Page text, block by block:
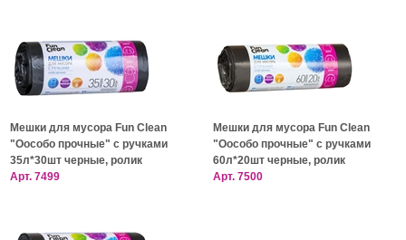
Мешки для мусора Fun Clean
"Оособо прочные" с ручками
35л*30шт черные, ролик
Арт. 7499
Мешки для мусора Fun Clean
"Оособо прочные" с ручками
60л*20шт черные, ролик
Арт. 7500